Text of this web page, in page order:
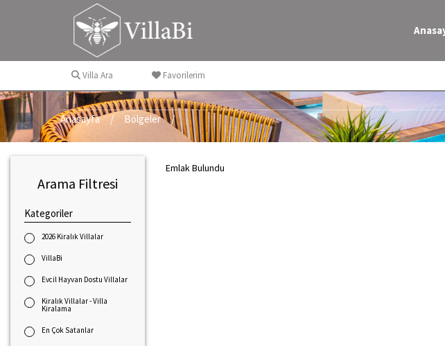
Villa Ara Favorilerim
Anasayfa Bölgeler
Arama Filtresi
Kategoriler
2026 Kiralık Villalar
VillaBi
Evcil Hayvan Dostu Villalar
Kiralık Villalar - Villa
Kiralama
En Çok Satanlar
Emlak Bulundu